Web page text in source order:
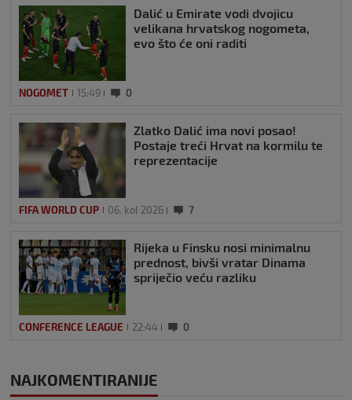
Dalić u Emirate vodi dvojicu
velikana hrvatskog nogometa,
evo što će oni raditi
NOGOMET 15:49 0
Zlatko Dalić ima novi posao!
Postaje treći Hrvat na kormilu te
reprezentacije
FIFA WORLD CUP 06. kol 2026 7
Rijeka u Finsku nosi minimalnu
prednost, bivši vratar Dinama
spriječio veću razliku
CONFERENCE LEAGUE 22:44 0
NAJKOMENTIRANIJE